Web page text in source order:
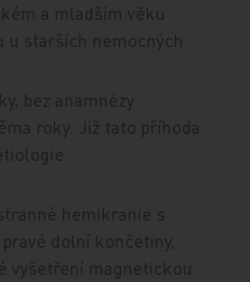
a mladším věku
u starších nemocných.
bez anamnézy
roky. Již tato příhoda
hemikranie s
dolní končetiny,
vyšetření magnetickou